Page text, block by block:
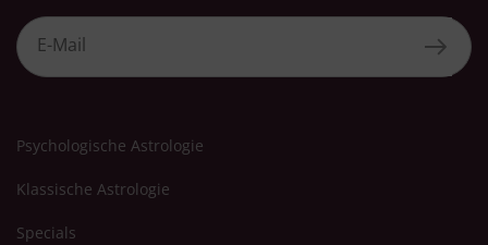
Psychologische Astrologie
Klassische Astrologie
Specials